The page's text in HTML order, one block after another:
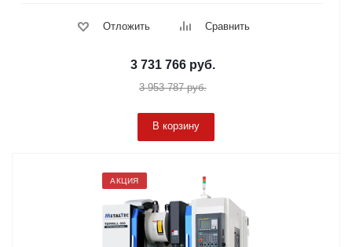
Отложить Сравнить
3 731 766 руб.
3 953 787руб.
В корзину
АКЦИЯ